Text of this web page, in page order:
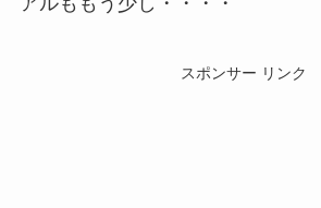
スポンサー リンク